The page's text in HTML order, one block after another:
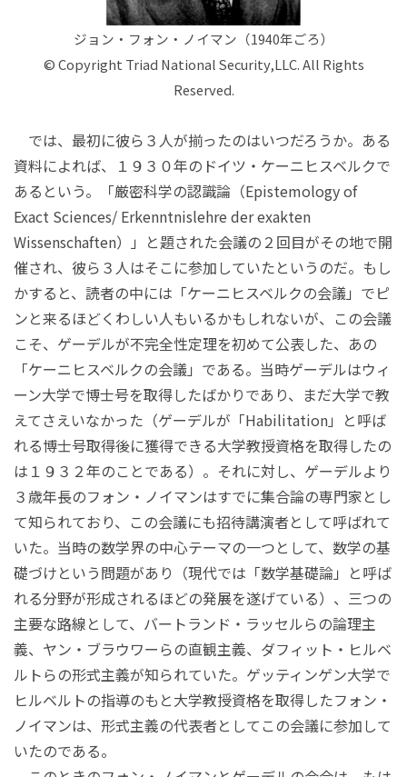
ジョン・フォン・ノイマン（1940年ごろ）
© Copyright Triad National Security,LLC. All Rights
Reserved.
では、最初に彼ら３人が揃ったのはいつだろうか。ある
資料によれば、１９３０年のドイツ・ケーニヒスベルクで
あるという。「厳密科学の認識論（Epistemology of
Exact Sciences/ Erkenntnislehre der exakten
Wissenschaften）」と題された会議の２回目がその地で開
催され、彼ら３人はそこに参加していたというのだ。もし
かすると、読者の中には「ケーニヒスベルクの会議」でピ
ンと来るほどくわしい人もいるかもしれないが、この会議
こそ、ゲーデルが不完全性定理を初めて公表した、あの
「ケーニヒスベルクの会議」である。当時ゲーデルはウィ
ーン大学で博士号を取得したばかりであり、まだ大学で教
えてさえいなかった（ゲーデルが「Habilitation」と呼ば
れる博士号取得後に獲得できる大学教授資格を取得したの
は１９３２年のことである）。それに対し、ゲーデルより
３歳年長のフォン・ノイマンはすでに集合論の専門家とし
て知られており、この会議にも招待講演者として呼ばれて
いた。当時の数学界の中心テーマの一つとして、数学の基
礎づけという問題があり（現代では「数学基礎論」と呼ば
れる分野が形成されるほどの発展を遂げている）、三つの
主要な路線として、バートランド・ラッセルらの論理主
義、ヤン・ブラウワーらの直観主義、ダフィット・ヒルベ
ルトらの形式主義が知られていた。ゲッティンゲン大学で
ヒルベルトの指導のもと大学教授資格を取得したフォン・
ノイマンは、形式主義の代表者としてこの会議に参加して
いたのである。